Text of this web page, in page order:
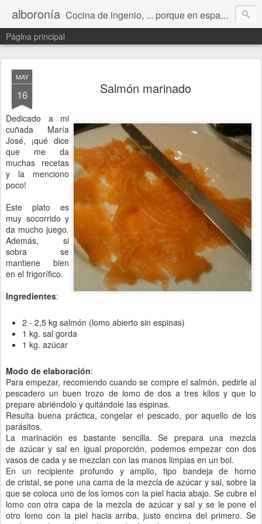
alboronía Cocina de ingenio, ... porque en español ingeniero viene de ingenio.
Página principal
MAY
16 Salmón marinado
Dedicado a mi
cuñada María
José, ¡qué dice
que me da
muchas recetas
y la menciono
poco!
Este plato es
muy socorrido y
da mucho juego.
Además, si
sobra se
mantiene bien
en el frigorífico.
Ingredientes:
2 - 2,5 kg salmón (lomo abierto sin espinas)
1 kg. sal gorda
1 kg. azúcar
Modo de elaboración:
Para empezar, recomiendo cuando se compre el salmón, pedirle al
pescadero un buen trozo de lomo de dos a tres kilos y que lo
prepare abriéndolo y quitándole las espinas.
Resulta buena práctica, congelar el pescado, por aquello de los
parásitos.
La marinación es bastante sencilla. Se prepara una mezcla
de azúcar y sal en igual proporción, podemos empezar con dos
vasos de cada y se mezclan con las manos limpias en un bol.
En un recipiente profundo y amplio, tipo bandeja de horno
de cristal, se pone una cama de la mezcla de azúcar y sal, sobre la
que se coloca uno de los lomos con la piel hacia abajo. Se cubre el
lomo con otra capa de la mezcla de azúcar y sal y se le pone el
otro lomo con la piel hacia arriba, justo encima del primero. Se